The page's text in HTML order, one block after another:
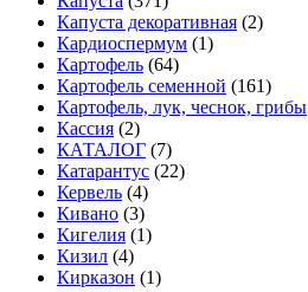
Капуста декоративная (2)
Кардиоспермум (1)
Картофель (64)
Картофель семенной (161)
Картофель, лук, чеснок, грибы
Кассия (2)
КАТАЛОГ (7)
Катарантус (22)
Кервель (4)
Кивано (3)
Кигелия (1)
Кизил (4)
Кирказон (1)